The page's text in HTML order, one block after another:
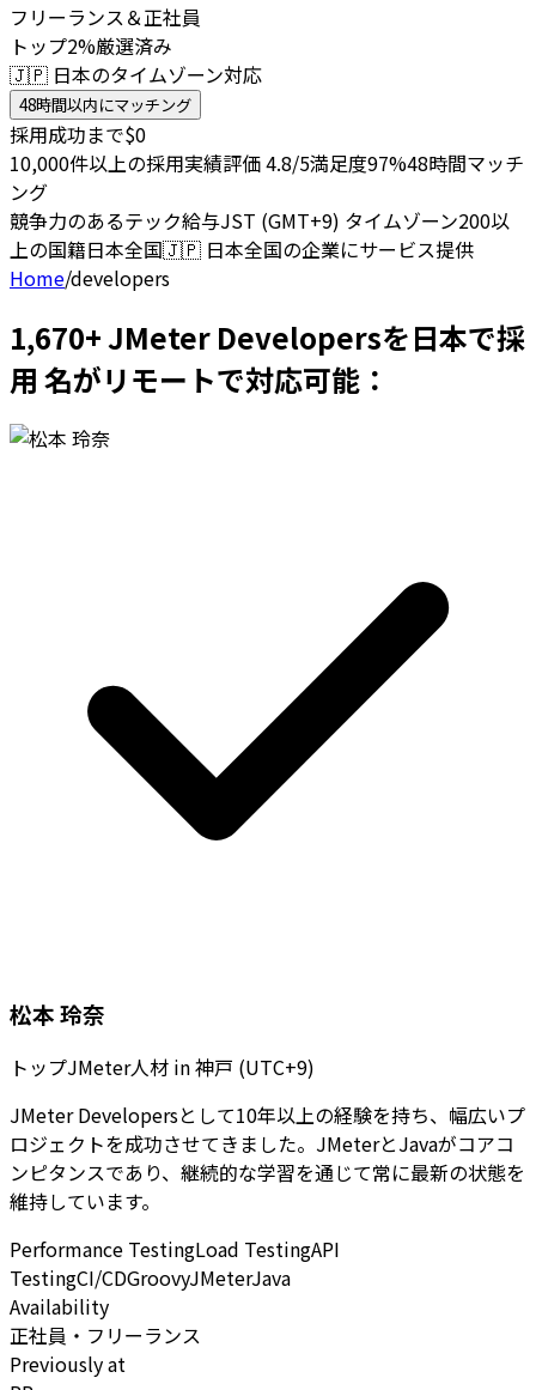
フリーランス＆正社員
トップ2%厳選済み
🇯🇵 日本のタイムゾーン対応
48時間以内にマッチング
採用成功まで$0
10,000件以上の採用実績評価 4.8/5満足度97%48時間マッチ
ング
競争力のあるテック給与JST (GMT+9) タイムゾーン200以
上の国籍日本全国🇯🇵 日本全国の企業にサービス提供
Home/developers
1,670+ JMeter Developersを日本で採
用 名がリモートで対応可能：
松本 玲奈
トップJMeter人材 in神戸 (UTC+9)
JMeter Developersとして10年以上の経験を持ち、幅広いプ
ロジェクトを成功させてきました。JMeterとJavaがコアコ
ンピタンスであり、継続的な学習を通じて常に最新の状態を
維持しています。
Performance TestingLoad TestingAPI
TestingCI/CDGroovyJMeterJava
Availability
正社員・フリーランス
Previously at